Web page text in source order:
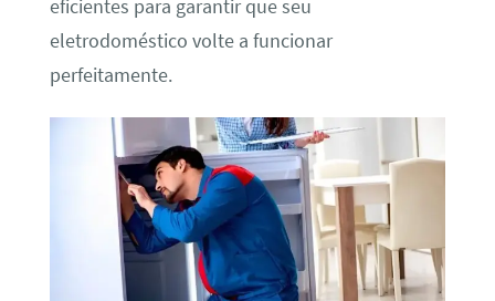
eficientes para garantir que seu
eletrodoméstico volte a funcionar
perfeitamente.